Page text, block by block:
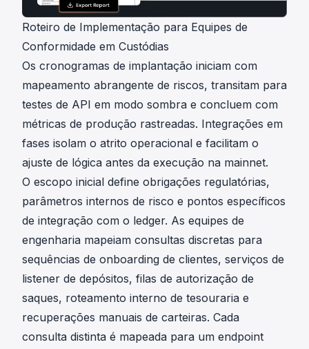
Roteiro de Implementação para Equipes de
Conformidade em Custódias
Os cronogramas de implantação iniciam com
mapeamento abrangente de riscos, transitam para
testes de API em modo sombra e concluem com
métricas de produção rastreadas. Integrações em
fases isolam o atrito operacional e facilitam o
ajuste de lógica antes da execução na mainnet.
O escopo inicial define obrigações regulatórias,
parâmetros internos de risco e pontos específicos
de integração com o ledger. As equipes de
engenharia mapeiam consultas discretas para
sequências de onboarding de clientes, serviços de
listener de depósitos, filas de autorização de
saques, roteamento interno de tesouraria e
recuperações manuais de carteiras. Cada
consulta distinta é mapeada para um endpoint